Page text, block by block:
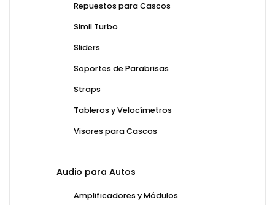
Repuestos para Cascos
Simil Turbo
Sliders
Soportes de Parabrisas
Straps
Tableros y Velocímetros
Visores para Cascos
Audio para Autos
Amplificadores y Módulos